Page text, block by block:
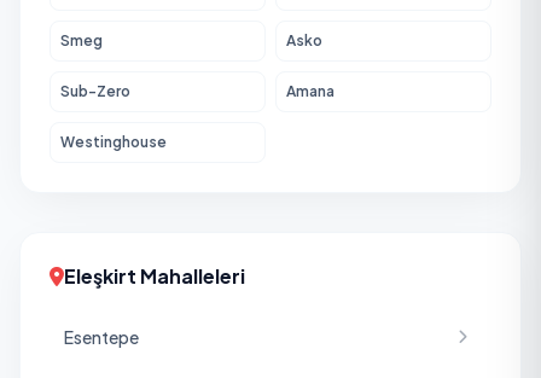
Smeg Asko
Sub-Zero Amana
Westinghouse
Eleşkirt Mahalleleri
Esentepe